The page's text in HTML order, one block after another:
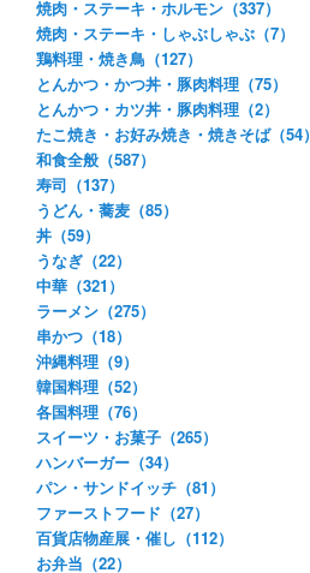
焼肉・ステーキ・ホルモン（337）
焼肉・ステーキ・しゃぶしゃぶ（7）
鶏料理・焼き鳥（127）
とんかつ・かつ丼・豚肉料理（75）
とんかつ・カツ丼・豚肉料理（2）
たこ焼き・お好み焼き・焼きそば（54）
和食全般（587）
寿司（137）
うどん・蕎麦（85）
丼（59）
うなぎ（22）
中華（321）
ラーメン（275）
串かつ（18）
沖縄料理（9）
韓国料理（52）
各国料理（76）
スイーツ・お菓子（265）
ハンバーガー（34）
パン・サンドイッチ（81）
ファーストフード（27）
百貨店物産展・催し（112）
お弁当（22）